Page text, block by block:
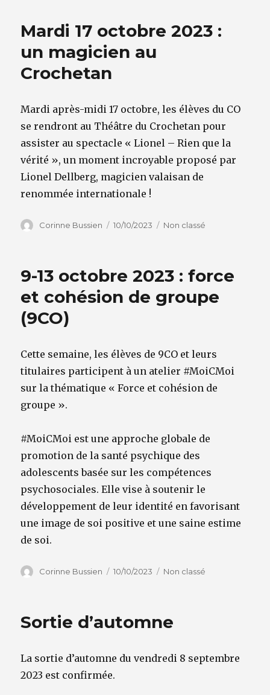
Mardi 17 octobre 2023 :
un magicien au
Crochetan
Mardi après-midi 17 octobre, les élèves du CO
se rendront au Théâtre du Crochetan pour
assister au spectacle « Lionel – Rien que la
vérité », un moment incroyable proposé par
Lionel Dellberg, magicien valaisan de
renommée internationale !
Auteur
Corinne Bussien
Publié
10/10/2023 Catégories
Non classé
9-13 octobre 2023 : force
et cohésion de groupe
(9CO)
Cette semaine, les élèves de 9CO et leurs
titulaires participent à un atelier #MoiCMoi
sur la thématique « Force et cohésion de
groupe ».
#MoiCMoi est une approche globale de
promotion de la santé psychique des
adolescents basée sur les compétences
psychosociales. Elle vise à soutenir le
développement de leur identité en favorisant
une image de soi positive et une saine estime
de soi.
Auteur
Corinne Bussien
Publié
10/10/2023 Catégories
Non classé
Sortie d’automne
La sortie d’automne du vendredi 8 septembre
2023 est confirmée.